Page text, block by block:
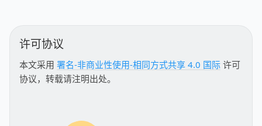
许可协议
本文采用 署名-非商业性使用-相同方式共享 4.0 国际 许可
协议，转载请注明出处。